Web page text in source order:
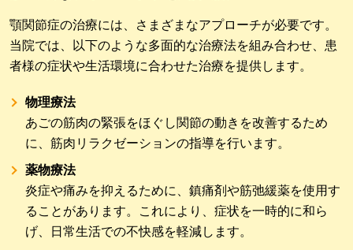
顎関節症の治療には、さまざまなアプローチが必要です。
当院では、以下のような多面的な治療法を組み合わせ、患
者様の症状や生活環境に合わせた治療を提供します。
物理療法
あごの筋肉の緊張をほぐし関節の動きを改善するため
に、筋肉リラクゼーションの指導を行います。
薬物療法
炎症や痛みを抑えるために、鎮痛剤や筋弛緩薬を使用す
ることがあります。これにより、症状を一時的に和ら
げ、日常生活での不快感を軽減します。